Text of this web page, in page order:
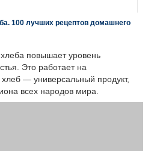
100 лучших рецептов домашнего
повышает уровень
Это работает на
хлеб — универсальный продукт,
всех народов мира.